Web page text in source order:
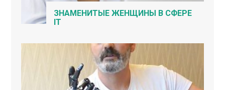
ЗНАМЕНИТЫЕ ЖЕНЩИНЫ В СФЕРЕ
IT